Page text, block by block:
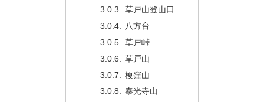
草戸山登山口
八方台
草戸峠
草戸山
榎窪山
泰光寺山